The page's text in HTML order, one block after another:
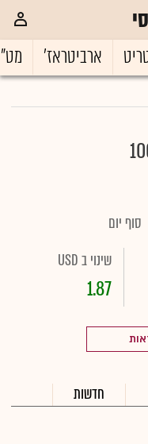
ארביטראז'
סוף יום
שינוי ב USD
1.87
חדשות